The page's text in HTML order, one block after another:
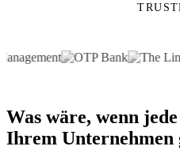
Was wäre, wenn
Ihrem Unternehmen